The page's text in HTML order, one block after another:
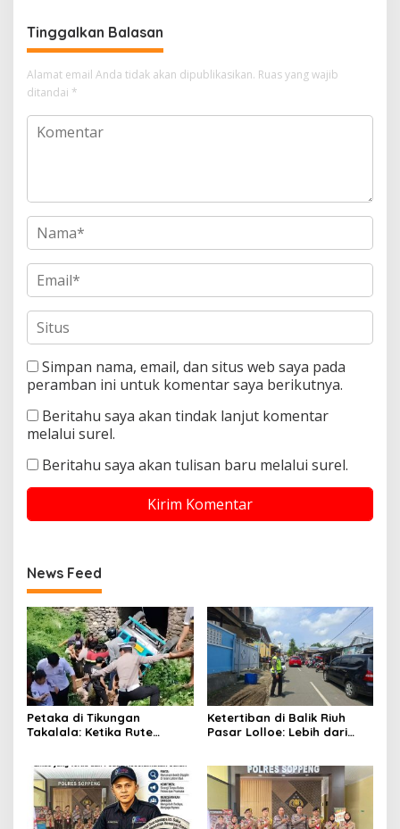
Tinggalkan Balasan
Alamat email Anda tidak akan dipublikasikan. Ruas yang wajib
ditandai *
Simpan nama, email, dan situs web saya pada
peramban ini untuk komentar saya berikutnya.
Beritahu saya akan tindak lanjut komentar
melalui surel.
Beritahu saya akan tulisan baru melalui surel.
News Feed
Petaka di Tikungan
Takalala: Ketika Rute
Ketertiban di Balik Riuh
Pasar Lolloe: Lebih dari